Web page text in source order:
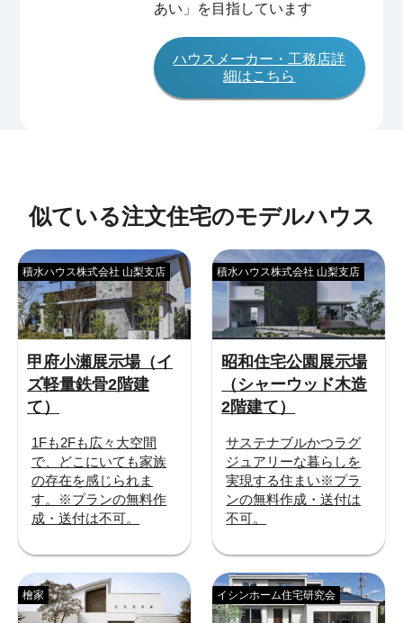
あい」を目指しています
ハウスメーカー・工務店詳
細はこちら
似ている注文住宅のモデルハウス
甲府小瀬展示場（イ
ズ軽量鉄骨2階建
て）
積水ハウス株式会社 山梨支店
1Fも2Fも広々大空間
で、どこにいても家族
の存在を感じられま
す。※プランの無料作
成・送付は不可。
昭和住宅公園展示場
（シャーウッド木造
2階建て）
積水ハウス株式会社 山梨支店
サステナブルかつラグ
ジュアリーな暮らしを
実現する住まい※プラ
ンの無料作成・送付は
不可。
檜家 イシンホーム住宅研究会